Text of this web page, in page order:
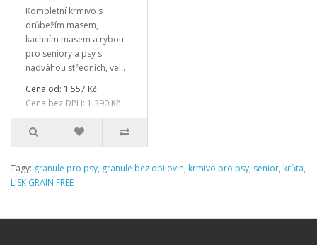
Kompletní krmivo s
drůbežím masem,
kachním masem a rybou
pro seniory a psy s
nadváhou středních, vel..
Cena od: 1 557 Kč
Cena bez DPH: 1 390 Kč
Tagy: granule pro psy, granule bez obilovin, krmivo pro psy, senior, krůta,
LISK GRAIN FREE